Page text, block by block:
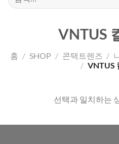
색:
VNTUS
홈 / SHOP / 콘택트렌즈 /
/ VNTUS
선택과 일치하는